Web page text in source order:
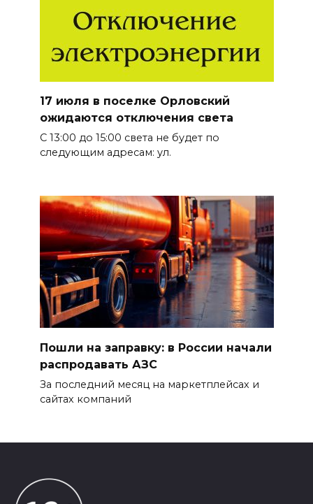
17 июля в поселке Орловский
ожидаются отключения света
С 13:00 до 15:00 света не будет по
следующим адресам: ул.
Пошли на заправку: в России начали
распродавать АЗС
За последний месяц на маркетплейсах и
сайтах компаний